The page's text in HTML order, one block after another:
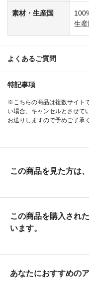
素材・生産国
生
よくあるご質問
特記事項
※こちらの商品は複数サイト
い場合、キャンセルとさせて
お送りしますので予めご了承
この商品を見た方は
この商品を購入され
います。
あなたにおすすめの